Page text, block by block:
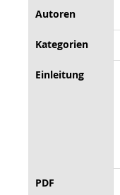
Autoren
Kategorien
Einleitung
PDF